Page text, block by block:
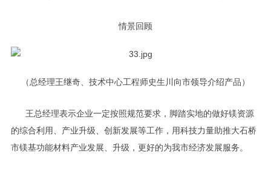
情景回顾
（总经理王继奇、技术中心工程师史生川向市领导介绍产品）
王总经理表示企业一定按照规范要求，脚踏实地的做好镁资源
的综合利用、产业升级、创新发展等工作，用科技力量助推大石桥
市镁基功能材料产业发展、升级，更好的为我市经济发展服务。